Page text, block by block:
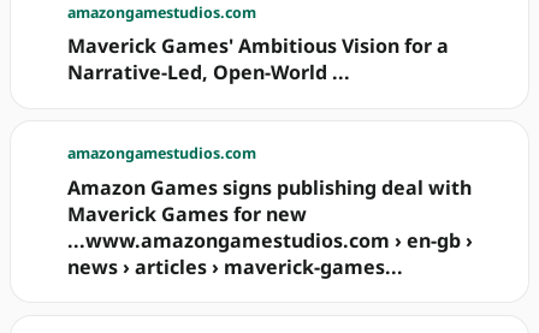
amazongamestudios.com
Maverick Games' Ambitious Vision for a
Narrative-Led, Open-World ...
amazongamestudios.com
Amazon Games signs publishing deal with
Maverick Games for new
...www.amazongamestudios.com › en-gb ›
news › articles › maverick-games...